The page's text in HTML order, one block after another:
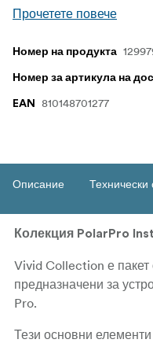
Прочетете повече
Номер на продукта
Номер за артикула на
EAN 810148701277
Описание
Колекция PolarPro
Vivid Collection е
предназначени за
Pro.
Тези основни